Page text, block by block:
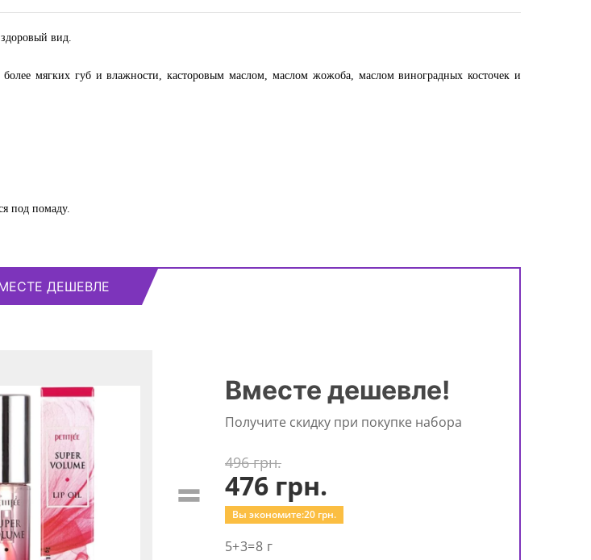
вид.
мягких губ и влажности, касторовым маслом, маслом жожоба, маслом виноградных косточек и
под помаду.
ДЕШЕВЛЕ
=
Вместе дешевле!
Получите скидку при покупке набора
496 грн.
476 грн.
Вы экономите:20 грн.
5+3=8 г